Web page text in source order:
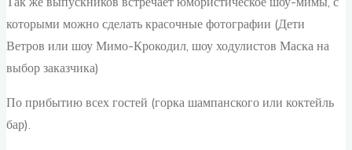
которыми можно сделать красочные фотографии (Дети
Ветров или шоу Мимо-Крокодил, шоу ходулистов Маска на
выбор заказчика)
По прибытию всех гостей (горка шампанского или коктейль
бар).